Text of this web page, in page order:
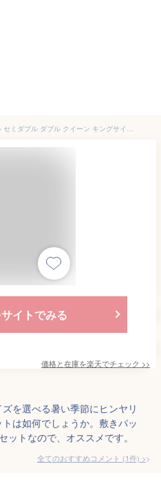
涼感シーツ 敷きパッド シングル セミダブル ダブル クイーン キングサイズ 枕カバー付き 3点セット ひんやり ベッドパッド 冷感 シーツ 接触冷感 夏用 洗える 肌触りよい マットレスパッド 抗菌防臭 吸水速乾 防ダニ 静電気防止 四隅ゴム付 オールシーズン対応
イトでみる
価格と在庫を楽天でチェック >>
を選べる暑い季節にヒンヤリ
は如何でしょうか。敷きパッ
ットなので、オススメです。
全てのおすすめコメント (1件) >